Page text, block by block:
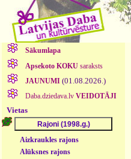
Sākumlapa
Apsekoto KOKUsaraksts
JAUNUMI (01.08.2026.)
Daba.dziedava.lv VEIDOTĀJI
Vietas
Aizkraukles rajons
Alūksnes rajons